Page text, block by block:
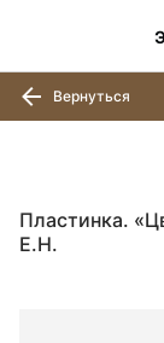
Вернуться
Пластинка.
Е.Н.